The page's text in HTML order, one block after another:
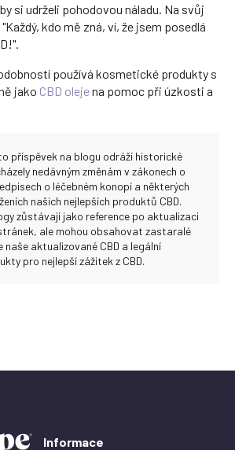
si udrželi pohodovou náladu. Na svůj
kdo mě zná, ví, že jsem posedlá
používá kosmetické produkty s
jako CBD olejena pomoc při úzkosti a
příspěvek na blogu odráží historické
nedávným změnám v zákonech o
o léčebném konopí a některých
našich nejlepších produktů CBD.
zůstávají jako reference po aktualizaci
ale mohou obsahovat zastaralé
naše aktualizované CBD a legální
pro nejlepší zážitek z CBD.
Informace